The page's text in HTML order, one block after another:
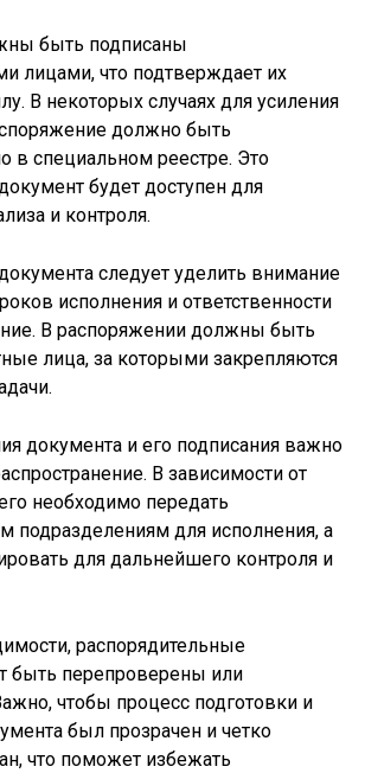
быть подписаны
лицами, что подтверждает их
В некоторых случаях для усиления
должно быть
в специальном реестре. Это
будет доступен для
и контроля.
следует уделить внимание
исполнения и ответственности
В распоряжении должны быть
лица, за которыми закрепляются
документа и его подписания важно
В зависимости от
необходимо передать
подразделениям для исполнения, а
для дальнейшего контроля и
распорядительные
быть перепроверены или
чтобы процесс подготовки и
был прозрачен и четко
что поможет избежать